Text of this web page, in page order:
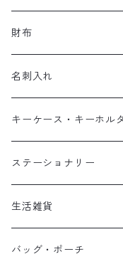
財布
長財布
２つ折り財布
コンパクト財布
コインケース
名刺入れ
キーケース・キーホル
ステーショナリー
生活雑貨
バッグ・ポーチ